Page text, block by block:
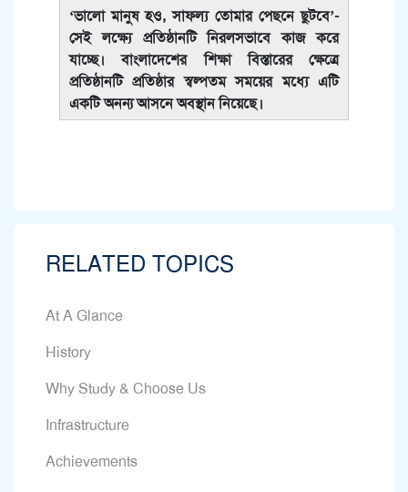
‘ভালো মানুষ হও, সাফল্য তোমার পেছনে ছুটবে’-
সেই লক্ষ্যে প্রতিষ্ঠানটি নিরলসভাবে কাজ করে
যাচ্ছে। বাংলাদেশের শিক্ষা বিস্তারের ক্ষেত্রে
প্রতিষ্ঠানটি প্রতিষ্ঠার স্বল্পতম সময়ের মধ্যে এটি
একটি অনন্য আসনে অবস্থান নিয়েছে।
RELATED TOPICS
At A Glance
History
Why Study & Choose Us
Infrastructure
Achievements